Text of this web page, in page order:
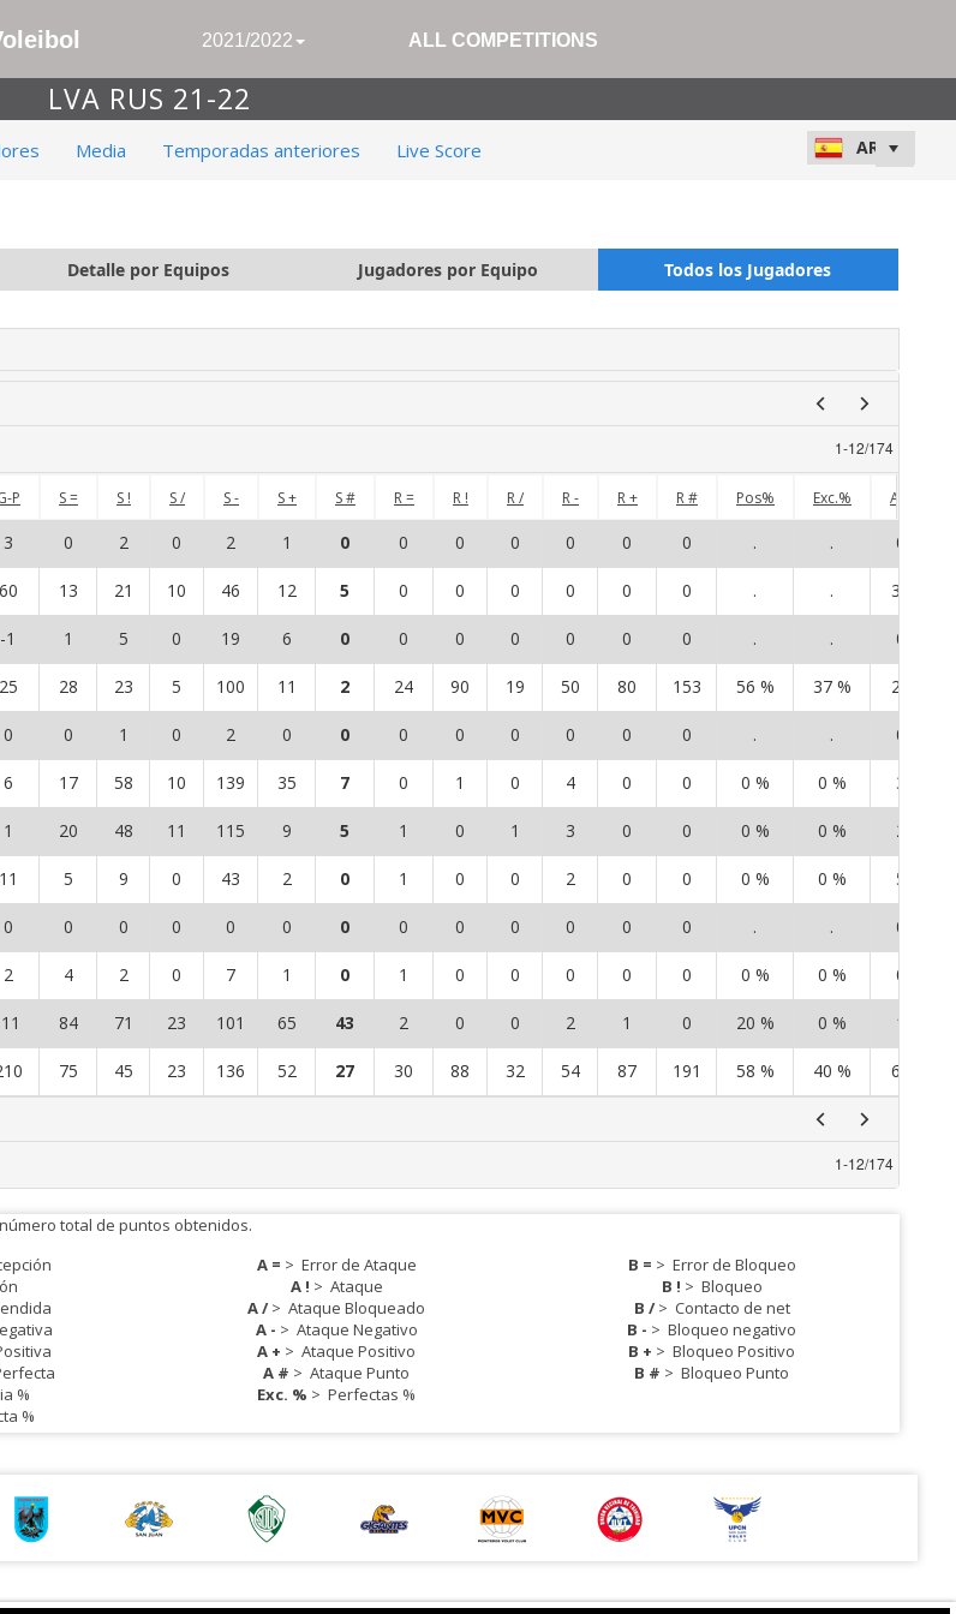
2021/2022 ALL COMPETITIONS
LVA RUS 21-22
Media Temporadas anteriores Live Score
Detalle por Equipos Jugadores por Equipo Todos los Jugadores
1-12/174
P S = S ! S / S - S + S # R = R ! R / R - R + R # Pos% Exc.% A =
3 0 2 0 2 1 0 0 0 0 0 0 0 . . 0
60 13 21 10 46 12 5 0 0 0 0 0 0 . . 35
-1 1 5 0 19 6 0 0 0 0 0 0 0 . . 0
25 28 23 5 100 11 2 24 90 19 50 80 153 56 % 37 % 20
0 0 1 0 2 0 0 0 0 0 0 0 0 . . 0
6 17 58 10 139 35 7 0 1 0 4 0 0 0 % 0 % 3
1 20 48 11 115 9 5 1 0 1 3 0 0 0 % 0 % 2
11 5 9 0 43 2 0 1 0 0 2 0 0 0 % 0 % 5
0 0 0 0 0 0 0 0 0 0 0 0 0 . . 0
2 4 2 0 7 1 0 1 0 0 0 0 0 0 % 0 % 0
84 71 23 101 65 43 2 0 0 2 1 0 20 % 0 % 1
75 45 23 136 52 27 30 88 32 54 87 191 58 % 40 % 65
1-12/174
total de puntos obtenidos.
%
%
A = > Error de Ataque
A ! > Ataque
A />Ataque Bloqueado
A - > Ataque Negativo
A + >Ataque Positivo
A # >Ataque Punto
Exc. % >Perfectas %
B = > Error de Bloqueo
B ! > Bloqueo
B /> Contacto de net
B - >Bloqueo negativo
B + >Bloqueo Positivo
B # >Bloqueo Punto